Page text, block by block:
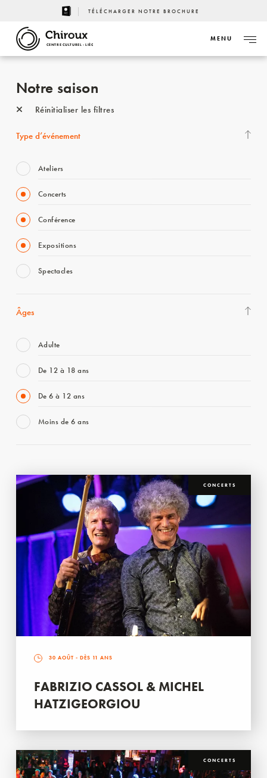
TÉLÉCHARGER NOTRE BROCHURE
CENTRE CULTUREL - LIÈGE
MENU
Notre saison
Réinitialiser les filtres
Type d’événement
Ateliers
Concerts
Conférence
Expositions
Spectacles
Âges
Adulte
De 12 à 18 ans
De 6 à 12 ans
Moins de 6 ans
CONCERTS
30 AOÛT - DÈS 11 ANS
FABRIZIO CASSOL & MICHEL
HATZIGEORGIOU
CONCERTS